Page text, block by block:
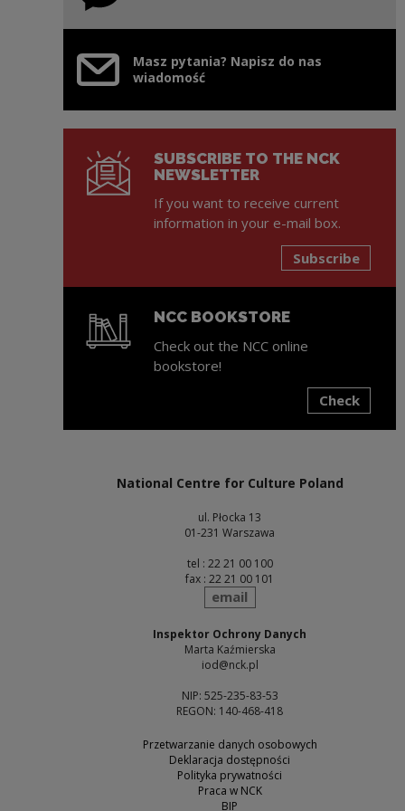
Masz pytania? Napisz do nas
wiadomość
SUBSCRIBE TO THE NCK
NEWSLETTER
If you want to receive current
information in your e-mail box.
Subscribe
NCC BOOKSTORE
Check out the NCC online
bookstore!
Check
National Centre for Culture Poland
ul. Płocka 13
01-231 Warszawa
tel : 22 21 00 100
fax : 22 21 00 101
send
email
Inspektor Ochrony Danych
Marta Kaźmierska
iod@nck.pl
NIP: 525-235-83-53
REGON: 140-468-418
Przetwarzanie danych osobowych
Deklaracja dostępności
Polityka prywatności
Praca w NCK
BIP